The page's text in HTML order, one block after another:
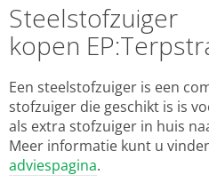
Steelstofzuiger
kopen
Een steelstofzuiger is een
stofzuiger die geschikt is is
als extra stofzuiger in huis
Meer informatie kunt u
adviespagina.